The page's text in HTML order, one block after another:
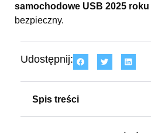
samochodowe USB 2025 roku
bezpieczny.
Udostępnij:
Spis treści